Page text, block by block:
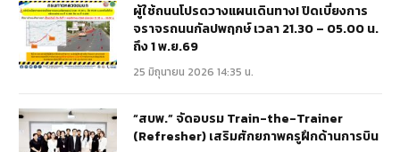
ผู้ใช้ถนนโปรดวางแผนเดินทาง! ปิดเบี่ยงการ
จราจรถนนกัลปพฤกษ์ เวลา 21.30 – 05.00 น.
ถึง 1 พ.ย.69
25 มิถุนายน 2026 14:35 น.
“สบพ.” จัดอบรม Train-the-Trainer
(Refresher) เสริมศักยภาพครูฝึกด้านการบิน